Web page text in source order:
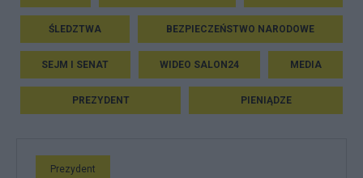
ŚLEDZTWA BEZPIECZEŃSTWO NARODOWE
SEJM I SENAT WIDEO SALON24 MEDIA
PREZYDENT PIENIĄDZE
Prezydent